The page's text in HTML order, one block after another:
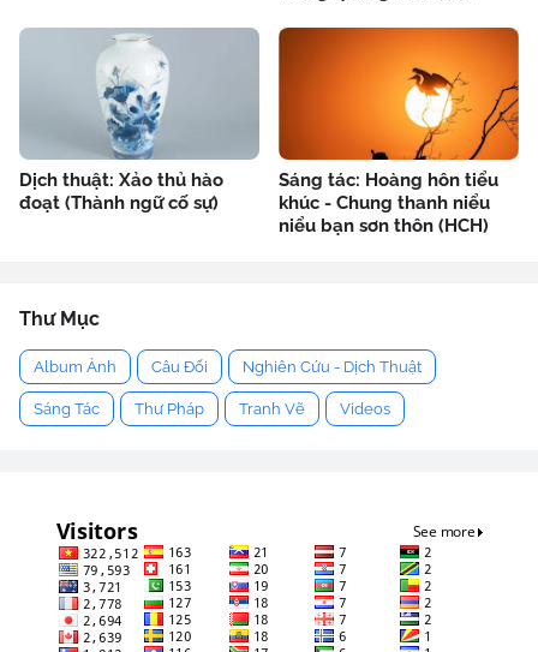
Dịch thuật: Xảo thủ hào
đoạt (Thành ngữ cố sự)
Sáng tác: Hoàng hôn tiểu
khúc - Chung thanh niểu
niểu bạn sơn thôn (HCH)
Thư Mục
Album Ảnh Câu Đối Nghiên Cứu - Dịch Thuật
Sáng Tác Thư Pháp Tranh Vẽ Videos